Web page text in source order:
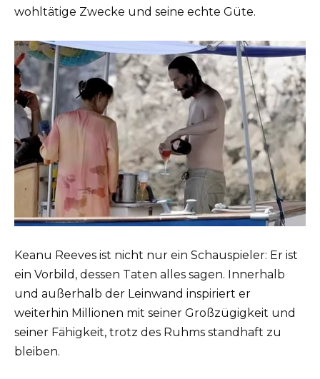
wohltätige Zwecke und seine echte Güte.
Keanu Reeves ist nicht nur ein Schauspieler: Er ist
ein Vorbild, dessen Taten alles sagen. Innerhalb
und außerhalb der Leinwand inspiriert er
weiterhin Millionen mit seiner Großzügigkeit und
seiner Fähigkeit, trotz des Ruhms standhaft zu
bleiben.